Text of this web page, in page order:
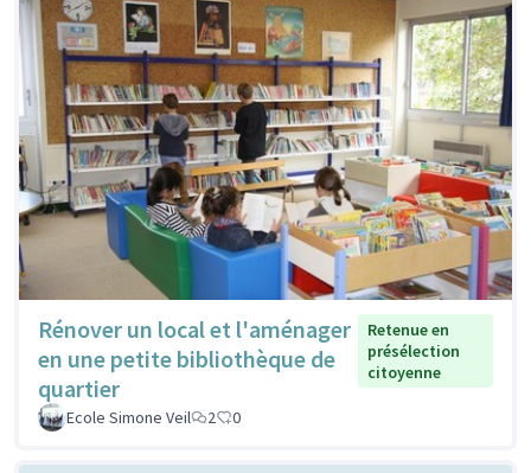
Rénover un local et l'aménager
en une petite bibliothèque de
quartier
Retenue en
présélection
citoyenne
Ecole Simone Veil 2 0